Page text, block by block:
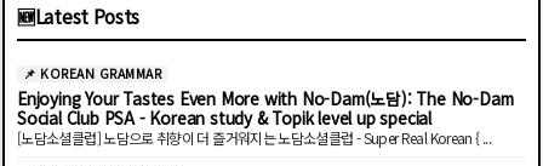
🆕Latest Posts
📌 KOREAN GRAMMAR
Enjoying Your Tastes Even More with No-Dam(노담): The No-Dam
Social Club PSA - Korean study & Topik level up special
[노담소셜클럽] 노담으로 취향이 더 즐거워지는 노담소셜클럽 - Super Real Korean { ...